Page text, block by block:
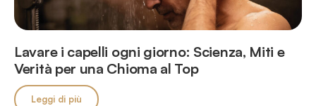
Lavare i capelli ogni giorno: Scienza, Miti e
Verità per una Chioma al Top
Leggi di più